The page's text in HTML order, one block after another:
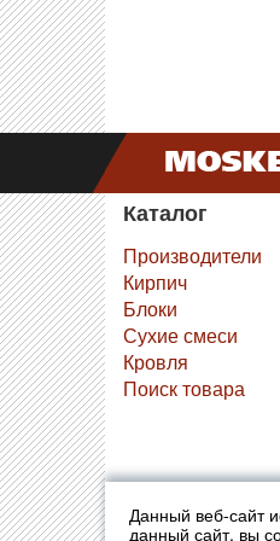
Данный веб-сайт
данный сайт, вы
Каталог
Производители
Кирпич
Блоки
Сухие смеси
Кровля
Поиск товара
© 2010-2026